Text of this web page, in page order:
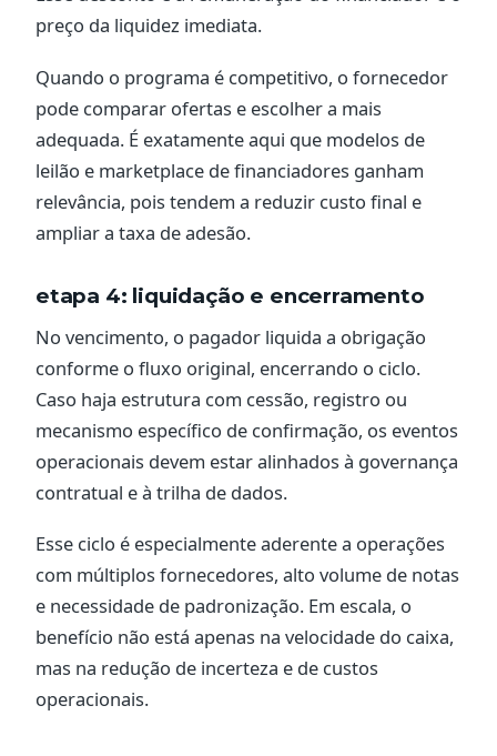
preço da liquidez imediata.
Quando o programa é competitivo, o fornecedor
pode comparar ofertas e escolher a mais
adequada. É exatamente aqui que modelos de
leilão e marketplace de financiadores ganham
relevância, pois tendem a reduzir custo final e
ampliar a taxa de adesão.
etapa 4: liquidação e encerramento
No vencimento, o pagador liquida a obrigação
conforme o fluxo original, encerrando o ciclo.
Caso haja estrutura com cessão, registro ou
mecanismo específico de confirmação, os eventos
operacionais devem estar alinhados à governança
contratual e à trilha de dados.
Esse ciclo é especialmente aderente a operações
com múltiplos fornecedores, alto volume de notas
e necessidade de padronização. Em escala, o
benefício não está apenas na velocidade do caixa,
mas na redução de incerteza e de custos
operacionais.